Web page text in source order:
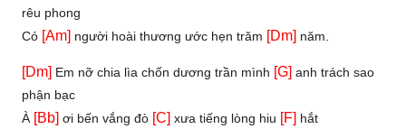
rêu phong
Có [Am] người hoài thương ước hẹn trăm [Dm] năm.
[Dm] Em nỡ chia lìa chốn dương trần mình [G] anh trách sao
phận bạc
À [Bb] ơi bến vắng đò [C] xưa tiếng lòng hiu [F] hắt